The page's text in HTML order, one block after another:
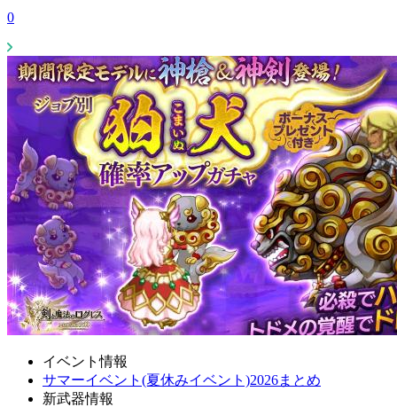
0
イベント情報
サマーイベント(夏休みイベント)2026まとめ
新武器情報